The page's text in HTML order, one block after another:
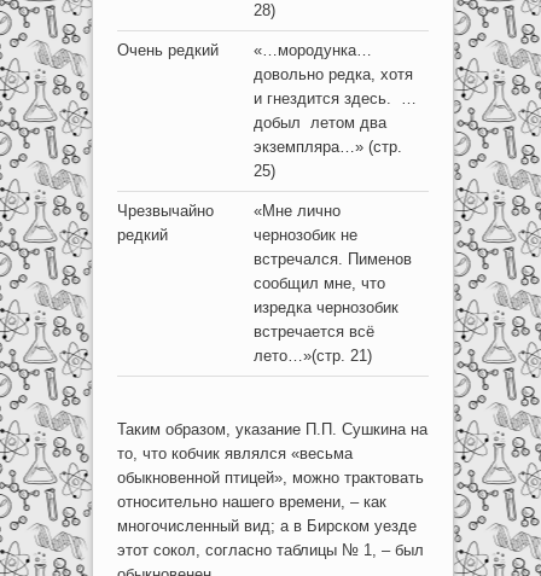
28)
Очень редкий
«…мородунка…
довольно редка, хотя
и гнездится здесь. …
добыл летом два
экземпляра…» (стр.
25)
Чрезвычайно
редкий
«Мне лично
чернозобик не
встречался. Пименов
сообщил мне, что
изредка чернозобик
встречается всё
лето…»(стр. 21)
Таким образом, указание П.П. Сушкина на
то, что кобчик являлся «весьма
обыкновенной птицей», можно трактовать
относительно нашего времени, – как
многочисленный вид; а в Бирском уезде
этот сокол, согласно таблицы № 1, – был